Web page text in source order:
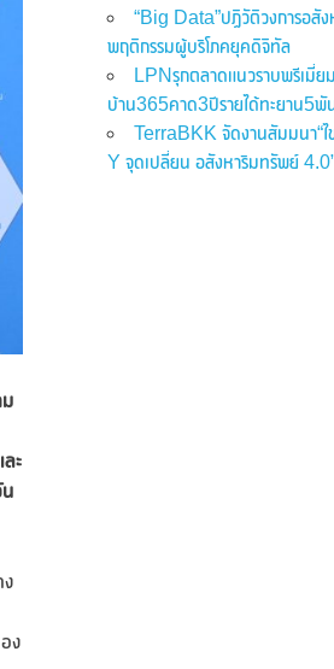
ะ
ง
“Big Data”ปฏิวัติวงการอสัง
พฤติกรรมผู้บริโภคยุคดิจิทัล
LPNรุกตลาดแนวราบพรีเมี่ย
บ้าน365คาด3ปีรายได้ทะยาน5พั
TerraBKK จัดงานสัมมนา“
Y จุดเปลี่ยน อสังหาริมทรัพย์